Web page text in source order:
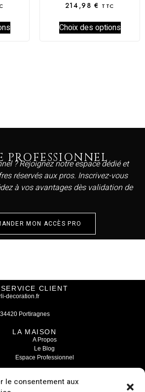
le consentement aux
214,98€ TTC
Choix des options
PROFESSIONNEL
? Rejoignez notre espace dédié et
réservés aux pros. Inscrivez-vous
à vos avantages dès validation de
MON ACCÈS PRO
SERVICE CLIENT
decoration.fr
Portiragnes
LA MAISON
A Propos
Le Blog
Espace Professionnel
Mentions Légales